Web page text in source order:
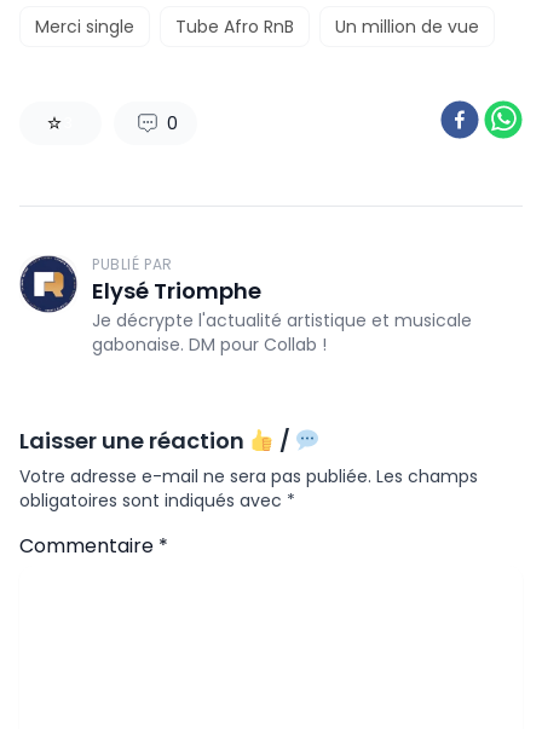
Merci single Tube Afro RnB Un million de vue
0
PUBLIÉ PAR
Elysé Triomphe
Je décrypte l'actualité artistique et musicale
gabonaise. DM pour Collab !
Laisser une réaction /
Votre adresse e-mail ne sera pas publiée. Les champs
obligatoires sont indiqués avec *
Commentaire *